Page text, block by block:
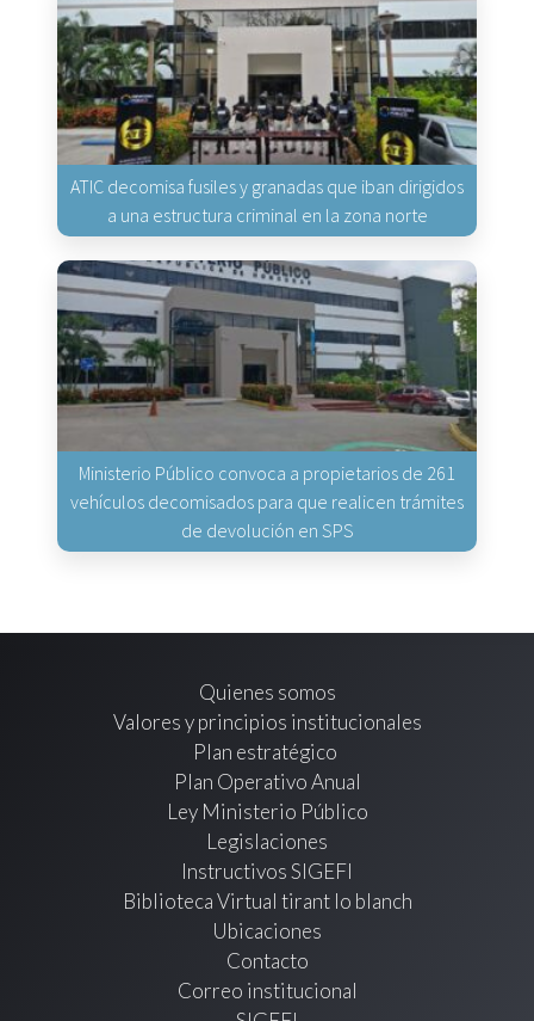
ATIC decomisa fusiles y granadas que iban dirigidos
a una estructura criminal en la zona norte
Ministerio Público convoca a propietarios de 261
vehículos decomisados para que realicen trámites
de devolución en SPS
Quienes somos
Valores y principios institucionales
Plan estratégico
Plan Operativo Anual
Ley Ministerio Público
Legislaciones
Instructivos SIGEFI
Biblioteca Virtual tirant lo blanch
Ubicaciones
Contacto
Correo institucional